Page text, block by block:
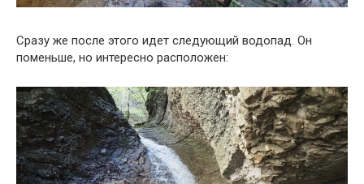
Сразу же после этого идет следующий водопад. Он
поменьше, но интересно расположен: